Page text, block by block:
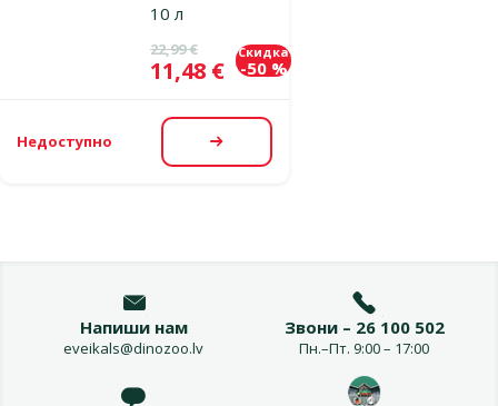
10 л
Исходная цена
22,99 €
Цена
11,48 €
Скидка
-50 %
Недоступно Посмотреть
Напиши нам
eveikals@dinozoo.lv
Звони – 26 100 502
Пн.–Пт. 9:00 – 17:00